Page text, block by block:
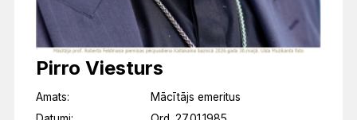
Pirro Viesturs
Amats:
Mācītājs emeritus